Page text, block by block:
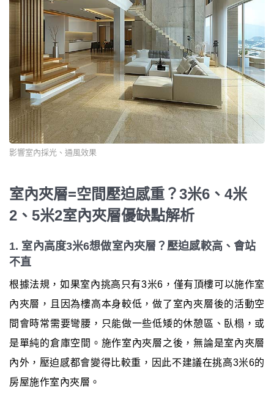
影響室內採光、通風效果
室內夾層=空間壓迫感重？3米6、4米
2、5米2室內夾層優缺點解析
1. 室內高度3米6想做室內夾層？壓迫感較高、會站
不直
根據法規，如果室內挑高只有3米6，僅有頂樓可以施作室
內夾層，且因為樓高本身較低，做了室內夾層後的活動空
間會時常需要彎腰，只能做一些低矮的休憩區、臥榻，或
是單純的倉庫空間。施作室內夾層之後，無論是室內夾層
內外，壓迫感都會變得比較重，因此不建議在挑高3米6的
房屋施作室內夾層。